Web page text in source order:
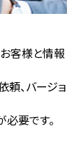
客様と情報
頼、バージョ
要です。